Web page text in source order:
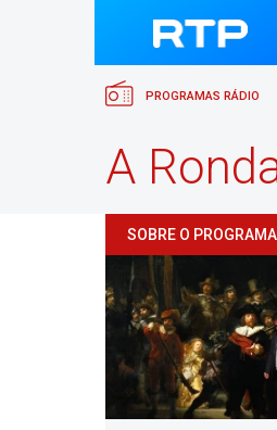
PROGRAMAS RÁDIO
A
SOBRE O PROGRAMA